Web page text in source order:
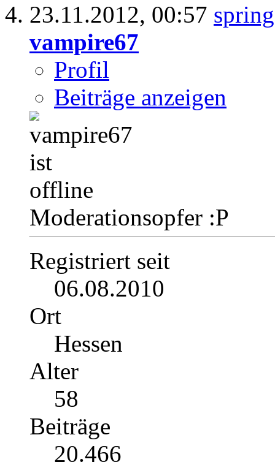
23.11.2012, 00:57
vampire67
Profil
Beiträge anzeigen
Moderationsopfer :P
Registriert seit
06.08.2010
Ort
Hessen
Alter
58
Beiträge
20.466